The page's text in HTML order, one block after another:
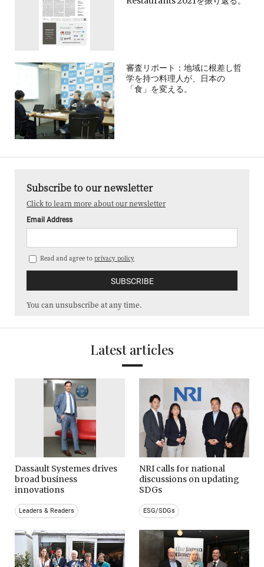
審査リポート：地域に根差し哲
学を持つ料理人が、日本の
「食」を変える。
Subscribe to our newsletter
Click to learn more about our newsletter
Email Address
Read and agree to privacy policy
You can unsubscribe at any time.
Latest articles
Dassault Systemes drives
broad business
innovations
Leaders & Readers
NRI calls for national
discussions on updating
SDGs
ESG/SDGs